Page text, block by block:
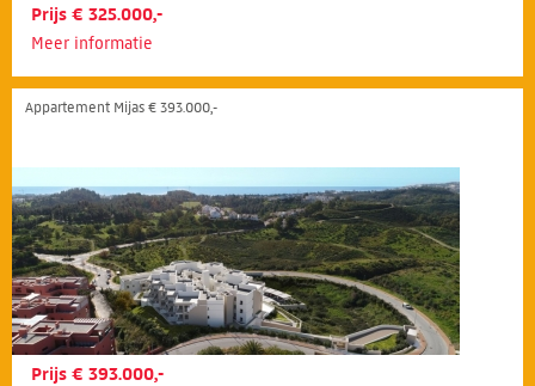
Prijs € 325.000,-
Meer informatie
Appartement Mijas € 393.000,-
Prijs € 393.000,-